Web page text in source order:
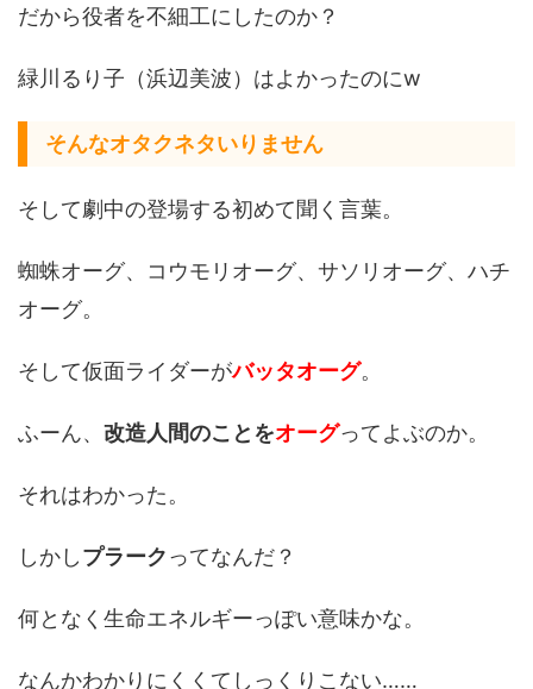
だから役者を不細工にしたのか？
緑川るり子（浜辺美波）はよかったのにw
そんなオタクネタいりません
そして劇中の登場する初めて聞く言葉。
蜘蛛オーグ、コウモリオーグ、サソリオーグ、ハチ
オーグ。
そして仮面ライダーがバッタオーグ。
ふーん、 改造人間のことをオーグってよぶのか。
それはわかった。
しかしプラークってなんだ？
何となく生命エネルギーっぽい意味かな。
なんかわかりにくくてしっくりこない……